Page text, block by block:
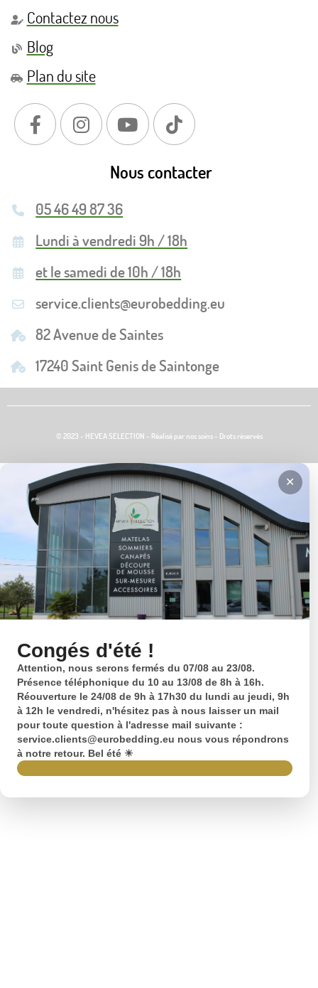
Contactez nous
Blog
Plan du site
Nous contacter
05 46 49 87 36
Lundi à vendredi 9h / 18h
et le samedi de 10h / 18h
service.clients@eurobedding.eu
82 Avenue de Saintes
17240 Saint Genis de Saintonge
© 2023 - HEVEA SELECTION - Réalisé par nos soins - Drots réservés
Congés d'été !
Attention, nous serons fermés du 07/08 au 23/08.
Présence téléphonique du 10 au 13/08 de 8h à 16h.
Réouverture le 24/08 de 9h à 17h30 du lundi au jeudi, 9h
à 12h le vendredi, n'hésitez pas à nous laisser un mail
pour toute question à l'adresse mail suivante :
service.clients@eurobedding.eu nous vous répondrons
à notre retour. Bel été ☀
✕